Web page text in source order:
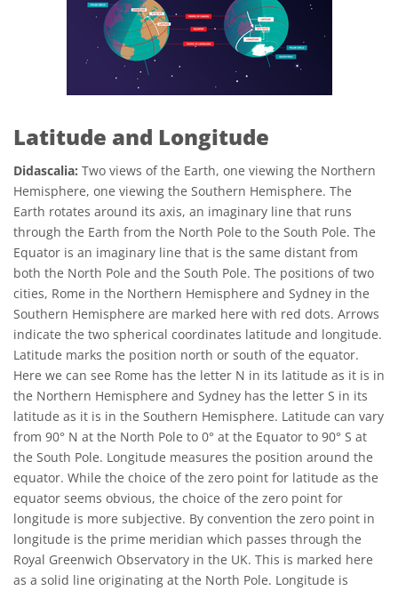
Latitude and Longitude
Didascalia: Two views of the Earth, one viewing the Northern
Hemisphere, one viewing the Southern Hemisphere. The
Earth rotates around its axis, an imaginary line that runs
through the Earth from the North Pole to the South Pole. The
Equator is an imaginary line that is the same distant from
both the North Pole and the South Pole. The positions of two
cities, Rome in the Northern Hemisphere and Sydney in the
Southern Hemisphere are marked here with red dots. Arrows
indicate the two spherical coordinates latitude and longitude.
Latitude marks the position north or south of the equator.
Here we can see Rome has the letter N in its latitude as it is in
the Northern Hemisphere and Sydney has the letter S in its
latitude as it is in the Southern Hemisphere. Latitude can vary
from 90° N at the North Pole to 0° at the Equator to 90° S at
the South Pole. Longitude measures the position around the
equator. While the choice of the zero point for latitude as the
equator seems obvious, the choice of the zero point for
longitude is more subjective. By convention the zero point in
longitude is the prime meridian which passes through the
Royal Greenwich Observatory in the UK. This is marked here
as a solid line originating at the North Pole. Longitude is